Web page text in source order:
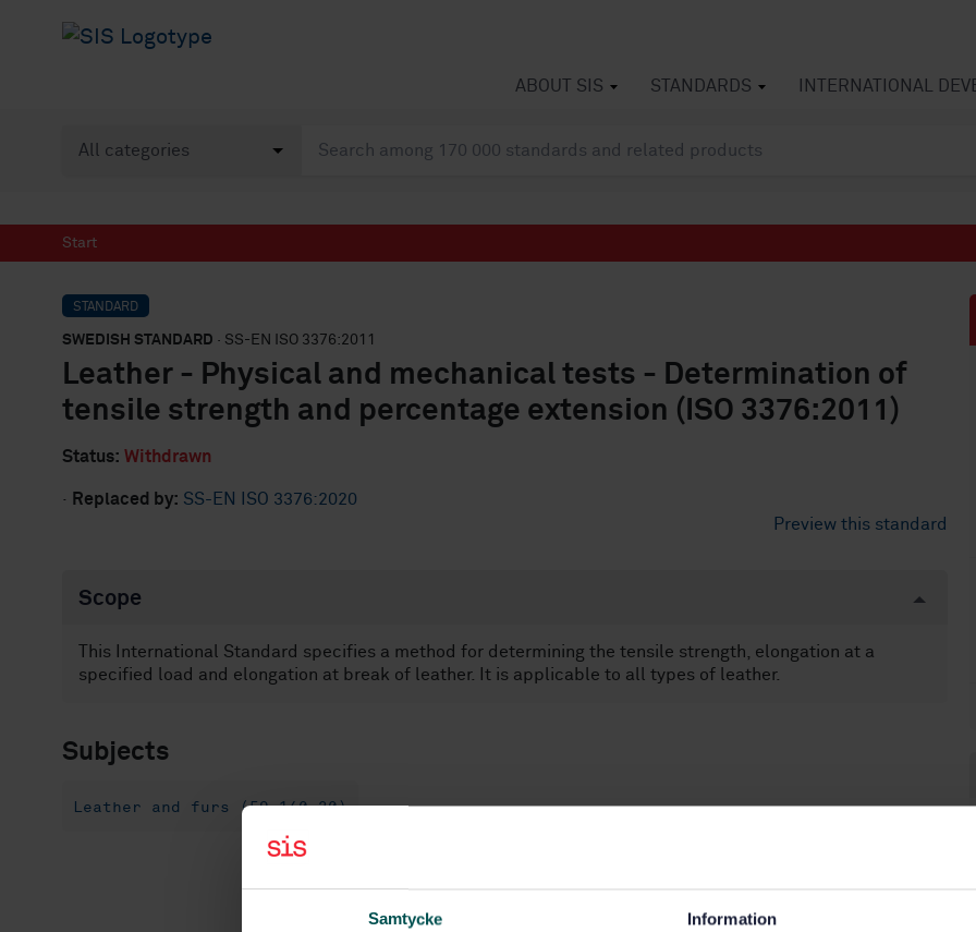
Samtycke Information
ABOUT SIS STANDARDS INTERNATIONAL
Start
STANDARD
SWEDISH STANDARD · SS-EN ISO 3376:2011
Leather - Physical and mechanical tests - Determination of
tensile strength and percentage extension (ISO 3376:2011)
Status: Withdrawn
· Replaced by: SS-EN ISO 3376:2020
Preview this standard
Scope
This International Standard specifies a method for determining the tensile strength, elongation at a
specified load and elongation at break of leather. It is applicable to all types of leather.
Subjects
Leather and furs (59.140.30)